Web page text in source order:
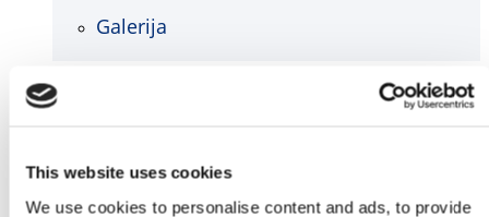
This website uses cookies
We use cookies to personalise content and ads, to provide
Galerija
Blog